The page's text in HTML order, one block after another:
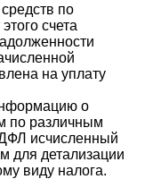
по
счета
на уплату
о
по различным
исчисленный
для детализации
виду налога.